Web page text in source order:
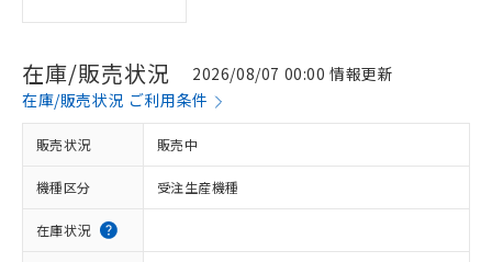
在庫/販売状況
2026/08/07 00:00 情報更新
在庫/販売状況 ご利用条件
販売状況 販売中
機種区分 受注生産機種
在庫状況